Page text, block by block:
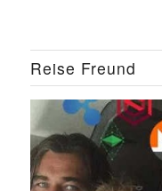
Reise Freund